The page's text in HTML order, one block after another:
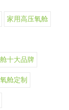
家用高压氧舱
十大品牌
舱定制